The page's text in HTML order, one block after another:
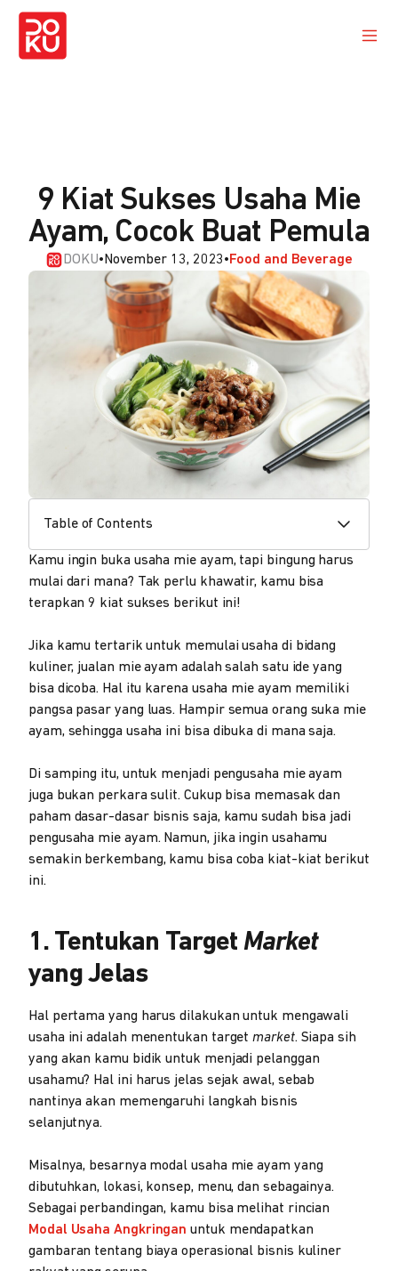
9 Kiat Sukses Usaha Mie
Ayam, Cocok Buat Pemula
DOKU• November 13, 2023•Food and Beverage
Table of Contents
Kamu ingin buka usaha mie ayam, tapi bingung harus
mulai dari mana? Tak perlu khawatir, kamu bisa
terapkan 9 kiat sukses berikut ini!
Jika kamu tertarik untuk memulai usaha di bidang
kuliner, jualan mie ayam adalah salah satu ide yang
bisa dicoba. Hal itu karena usaha mie ayam memiliki
pangsa pasar yang luas. Hampir semua orang suka mie
ayam, sehingga usaha ini bisa dibuka di mana saja.
Di samping itu, untuk menjadi pengusaha mie ayam
juga bukan perkara sulit. Cukup bisa memasak dan
paham dasar-dasar bisnis saja, kamu sudah bisa jadi
pengusaha mie ayam. Namun, jika ingin usahamu
semakin berkembang, kamu bisa coba kiat-kiat berikut
ini.
1. Tentukan Target Market
yang Jelas
Hal pertama yang harus dilakukan untuk mengawali
usaha ini adalah menentukan targetmarket. Siapa sih
yang akan kamu bidik untuk menjadi pelanggan
usahamu? Hal ini harus jelas sejak awal, sebab
nantinya akan memengaruhi langkah bisnis
selanjutnya.
Misalnya, besarnya modal usaha mie ayam yang
dibutuhkan, lokasi, konsep, menu, dan sebagainya.
Sebagai perbandingan, kamu bisa melihat rincian
Modal Usaha Angkringan untuk mendapatkan
gambaran tentang biaya operasional bisnis kuliner